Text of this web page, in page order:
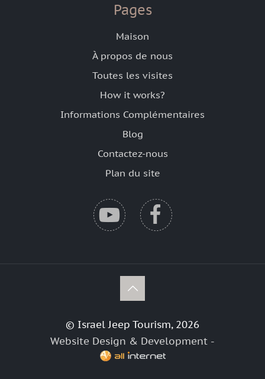
Pages
Maison
À propos de nous
Toutes les visites
How it works?
Informations Complémentaires
Blog
Contactez-nous
Plan du site
© Israel Jeep Tourism, 2026
Website Design & Development -